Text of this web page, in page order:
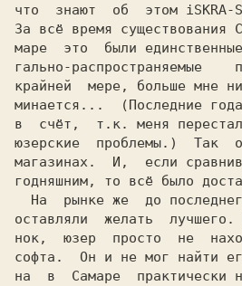
что  знают
об
этом
3а всё время существования
маре
это
были
гально-распространяемые
крайней  мере, больше мне
минается...  (Последние
в
счёт,
т.к. меня
юзерские
проблемы.) Так
магазинах.
И,
если
На
рынке же
оставляли
желать
лучшего.
нок,
юзер просто не
софта.
Он и не мог найти
на
в Самаре
практически